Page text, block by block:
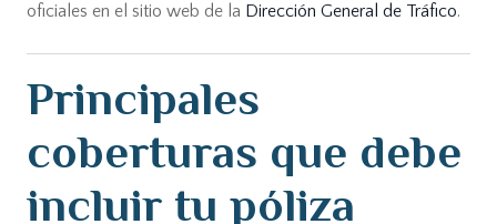
oficiales en el sitio web de la Dirección General de Tráfico.
Principales
coberturas que debe
incluir tu póliza